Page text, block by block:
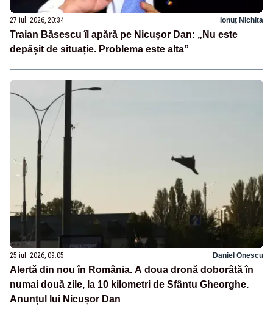
27 iul. 2026, 20:34 Ionuț Nichita
Traian Băsescu îl apără pe Nicușor Dan: „Nu este
depășit de situație. Problema este alta”
25 iul. 2026, 09:05 Daniel Onescu
Alertă din nou în România. A doua dronă doborâtă în
numai două zile, la 10 kilometri de Sfântu Gheorghe.
Anunțul lui Nicușor Dan